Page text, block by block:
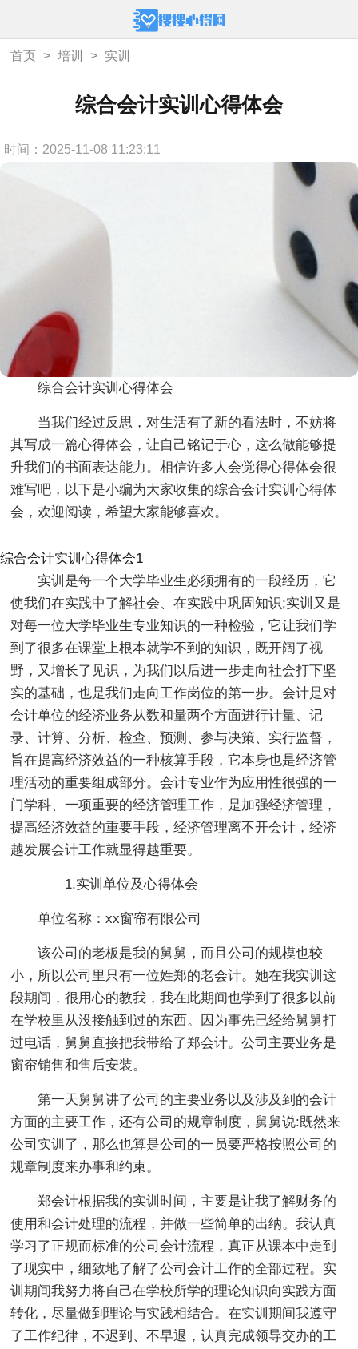
首页 > 培训 > 实训
综合会计实训心得体会
时间：2025-11-08 11:23:11
综合会计实训心得体会
当我们经过反思，对生活有了新的看法时，不妨将
其写成一篇心得体会，让自己铭记于心，这么做能够提
升我们的书面表达能力。相信许多人会觉得心得体会很
难写吧，以下是小编为大家收集的综合会计实训心得体
会，欢迎阅读，希望大家能够喜欢。
综合会计实训心得体会1
实训是每一个大学毕业生必须拥有的一段经历，它
使我们在实践中了解社会、在实践中巩固知识;实训又是
对每一位大学毕业生专业知识的一种检验，它让我们学
到了很多在课堂上根本就学不到的知识，既开阔了视
野，又增长了见识，为我们以后进一步走向社会打下坚
实的基础，也是我们走向工作岗位的第一步。会计是对
会计单位的经济业务从数和量两个方面进行计量、记
录、计算、分析、检查、预测、参与决策、实行监督，
旨在提高经济效益的一种核算手段，它本身也是经济管
理活动的重要组成部分。会计专业作为应用性很强的一
门学科、一项重要的经济管理工作，是加强经济管理，
提高经济效益的重要手段，经济管理离不开会计，经济
越发展会计工作就显得越重要。
1.实训单位及心得体会
单位名称：xx窗帘有限公司
该公司的老板是我的舅舅，而且公司的规模也较
小，所以公司里只有一位姓郑的老会计。她在我实训这
段期间，很用心的教我，我在此期间也学到了很多以前
在学校里从没接触到过的东西。因为事先已经给舅舅打
过电话，舅舅直接把我带给了郑会计。公司主要业务是
窗帘销售和售后安装。
第一天舅舅讲了公司的主要业务以及涉及到的会计
方面的主要工作，还有公司的规章制度，舅舅说:既然来
公司实训了，那么也算是公司的一员要严格按照公司的
规章制度来办事和约束。
郑会计根据我的实训时间，主要是让我了解财务的
使用和会计处理的流程，并做一些简单的出纳。我认真
学习了正规而标准的公司会计流程，真正从课本中走到
了现实中，细致地了解了公司会计工作的全部过程。实
训期间我努力将自己在学校所学的理论知识向实践方面
转化，尽量做到理论与实践相结合。在实训期间我遵守
了工作纪律，不迟到、不早退，认真完成领导交办的工